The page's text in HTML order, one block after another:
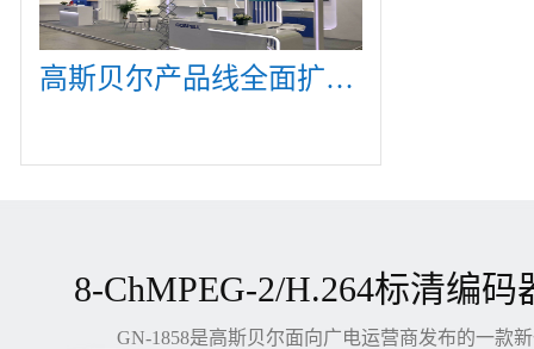
高斯贝尔产品线全面扩展，众多新产品亮相CommunicAsia 2019
8-ChMPEG-2/H.264标清编码
GN-1858是高斯贝尔面向广电运营商发布的一款